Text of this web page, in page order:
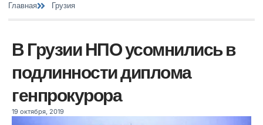
Главная Грузия
В Грузии НПО усомнились в
подлинности диплома
генпрокурора
19 октября, 2019